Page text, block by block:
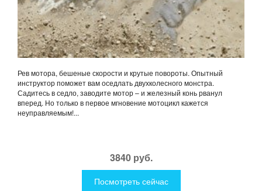
Рев мотора, бешеные скорости и крутые повороты. Опытный
инструктор поможет вам оседлать двухколесного монстра.
Садитесь в седло, заводите мотор – и железный конь рванул
вперед. Но только в первое мгновение мотоцикл кажется
неуправляемым!...
3840 руб.
Посмотреть сейчас